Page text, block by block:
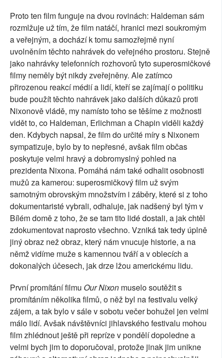
Proto ten film funguje na dvou rovinách: Haldeman sám
rozmlžuje už tím, že film natáčí, hranici mezi soukromým
a veřejným, a dochází k tomu samozřejmě nyní
uvolněním těchto nahrávek do veřejného prostoru. Stejně
jako nahrávky telefonních rozhovorů tyto superosmičkové
filmy neměly být nikdy zveřejněny. Ale zatímco
přirozenou reakcí médií a lidí, kteří se zajímají o politiku
bude použít těchto nahrávek jako dalších důkazů proti
Nixonově vládě, my namísto toho se těšíme z možnosti
vidět to, co Haldeman, Erlichman a Chapin viděli každý
den. Kdybych napsal, že film do určité míry s Nixonem
sympatizuje, bylo by to nepřesné, avšak film občas
poskytuje velmi hravý a dobromyslný pohled na
prezidenta Nixona. Pomáhá nám také odhalit osobnosti
mužů za kamerou: superosmičkový film už svým
samotným obrovským množstvím i záběry, které si z toho
dokumentaristé vybrali, odhaluje, jak nadšený byl tým v
Bílém domě z toho, že se tam tito lidé dostali, a jak chtěl
zdokumentovat naprosto všechno. Vzniká tak tedy úplně
jiný obraz než obraz, který nám vnucuje historie, a na
němž vidíme muže s kamennou tváří a v oblecích a
dokonalých účesech, jak drze lžou americkému lidu.
První promítání filmu Our Nixon muselo soutěžit s
promítáním několika filmů, o něž byl na festivalu velký
zájem, a tak bylo v sále v sobotu večer bohužel jen velmi
málo lidí. Avšak návštěvníci jihlavského festivalu mohou
film zhlédnout ještě při repríze v pondělí dopoledne a
velmi bych jim to doporučoval, protože jinak jim unikne